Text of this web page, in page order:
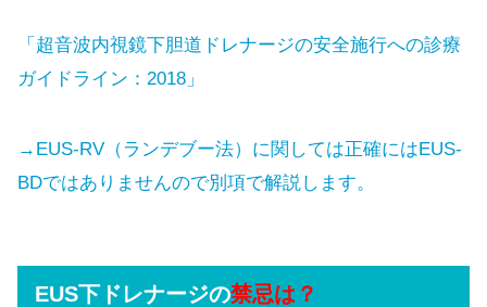
「超音波内視鏡下胆道ドレナージの安全施行への診療
ガイドライン：2018」
→EUS-RV（ランデブー法）に関しては正確にはEUS-
BDではありませんので別項で解説します。
EUS下ドレナージの禁忌は？